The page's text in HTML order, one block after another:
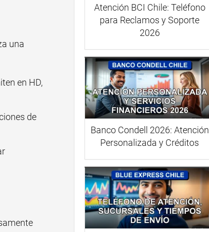
una
en HD,
de
Atención BCI Chile: Teléfono
para Reclamos y Soporte
2026
Banco Condell 2026: Atención
Personalizada y Créditos